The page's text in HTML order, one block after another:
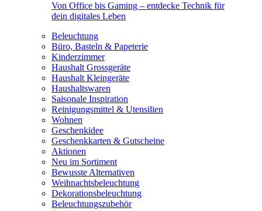
Von Office bis Gaming – entdecke Technik für
dein digitales Leben
Beleuchtung
Büro, Basteln & Papeterie
Kinderzimmer
Haushalt Grossgeräte
Haushalt Kleingeräte
Haushaltswaren
Saisonale Inspiration
Reinigungsmittel & Utensilien
Wohnen
Geschenkidee
Geschenkkarten & Gutscheine
Aktionen
Neu im Sortiment
Bewusste Alternativen
Weihnachtsbeleuchtung
Dekorationsbeleuchtung
Beleuchtungszubehör